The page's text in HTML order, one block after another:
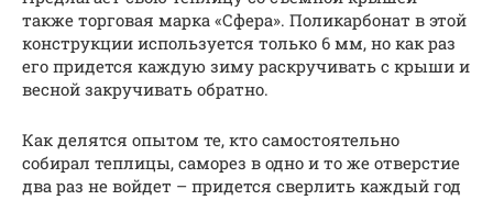
также торговая марка «Сфера». Поликарбонат в этой
конструкции используется только 6 мм, но как раз
его придется каждую зиму раскручивать с крыши и
весной закручивать обратно.
Как делятся опытом те, кто самостоятельно
собирал теплицы, саморез в одно и то же отверстие
два раз не войдет – придется сверлить каждый год